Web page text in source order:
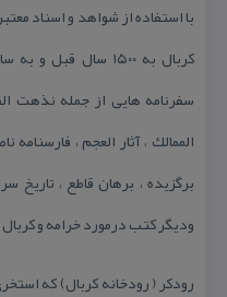
با استفاده از شواهد و اسناد
سفرنامه هایی از جمله نذهت
الممالك ، آثار العجم ، فارسنامه
برگزیده ، برهان قاطع ، تاریخ
ودیگر كتب درمورد خرامه و